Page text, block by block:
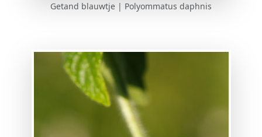
Getand blauwtje | Polyommatus daphnis